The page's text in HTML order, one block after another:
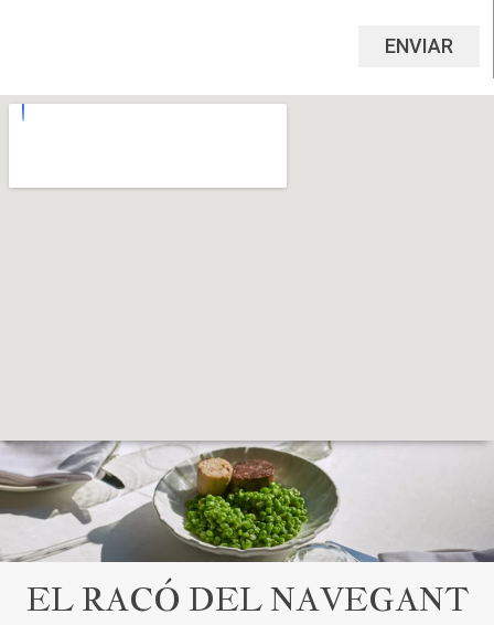
ENVIAR
EL RACÓ DEL NAVEGANT